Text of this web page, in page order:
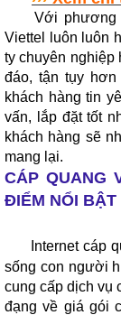
Với phương
Viettel luôn luôn
ty chuyên nghiệp
đáo, tận tụy
khách hàng tin
vấn, lắp đặt tốt
khách hàng sẽ
mang lại.
CÁP QUANG
ĐIỂM NỔI BẬT
Internet cáp
sống con người
cung cấp dịch vụ
đạng về giá gói